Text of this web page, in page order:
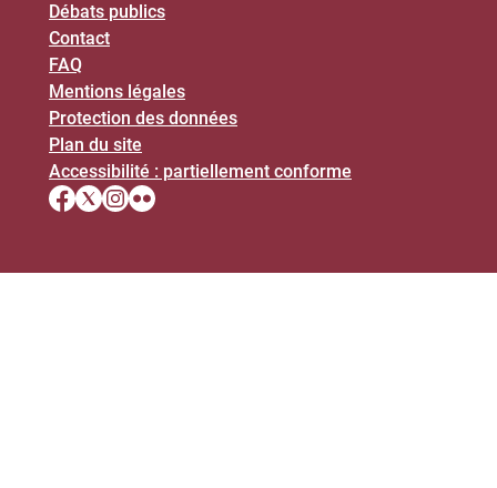
Débats publics
Contact
FAQ
Mentions légales
Protection des données
Plan du site
Accessibilité : partiellement conforme